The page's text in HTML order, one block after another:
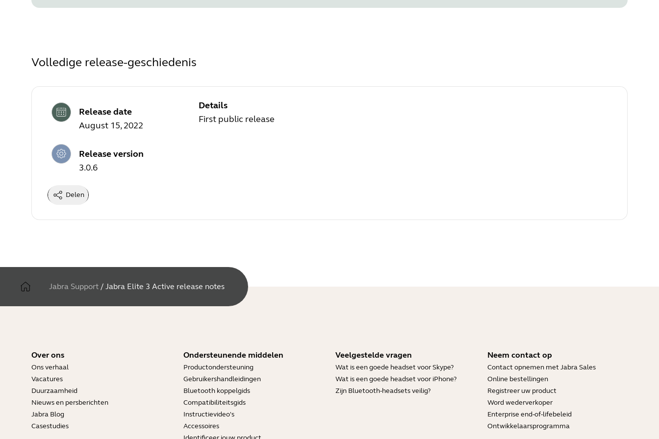
Volledige release-geschiedenis
Release date
August 15, 2022
Release version
3.0.6
Details
First public release
Delen
Jabra Support / Jabra Elite 3 Active release notes
Over ons
Ons verhaal
Vacatures
Duurzaamheid
Nieuws en persberichten
Jabra Blog
Casestudies
Ondersteunende middelen
Productondersteuning
Gebruikershandleidingen
Bluetooth koppelgids
Compatibiliteitsgids
Instructievideo's
Accessoires
Veelgestelde vragen
Wat is een goede headset voor Skype?
Wat is een goede headset voor iPhone?
Zijn Bluetooth-headsets veilig?
Neem contact op
Contact opnemen met Jabra Sales
Online bestellingen
Registreer uw product
Word wederverkoper
Enterprise end-of-lifebeleid
Ontwikkelaarsprogramma